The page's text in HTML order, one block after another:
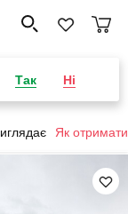
Так Ні
Як отримати